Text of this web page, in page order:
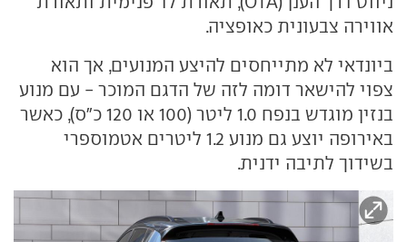
אווירה צבעונית כאופציה.
ביונדאי לא מתייחסים להיצע המנועים, אך הוא
צפוי להישאר דומה לזה של הדגם המוכר - עם מנוע
בנזין מוגדש בנפח 1.0 ליטר (100 או 120 כ"ס), כאשר
באירופה יוצע גם מנוע 1.2 ליטרים אטמוספרי
בשידוך לתיבה ידנית.